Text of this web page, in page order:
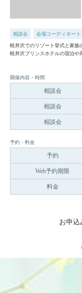
相談会 会場コーディネート
軽井沢でのリゾート挙式と家族
軽井沢プリンスホテルの宿泊や
開催内容・時間
相談会
相談会
相談会
予約・料金
予約
Web予約期限
料金
お申込